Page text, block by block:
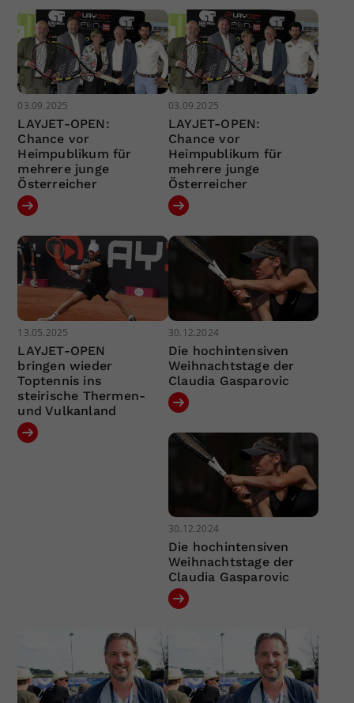
03.09.2025
LAYJET-OPEN:
Chance vor
Heimpublikum für
mehrere junge
Österreicher
03.09.2025
LAYJET-OPEN:
Chance vor
Heimpublikum für
mehrere junge
Österreicher
13.05.2025
LAYJET-OPEN
bringen wieder
Toptennis ins
steirische Thermen-
und Vulkanland
30.12.2024
Die hochintensiven
Weihnachtstage der
Claudia Gasparovic
30.12.2024
Die hochintensiven
Weihnachtstage der
Claudia Gasparovic